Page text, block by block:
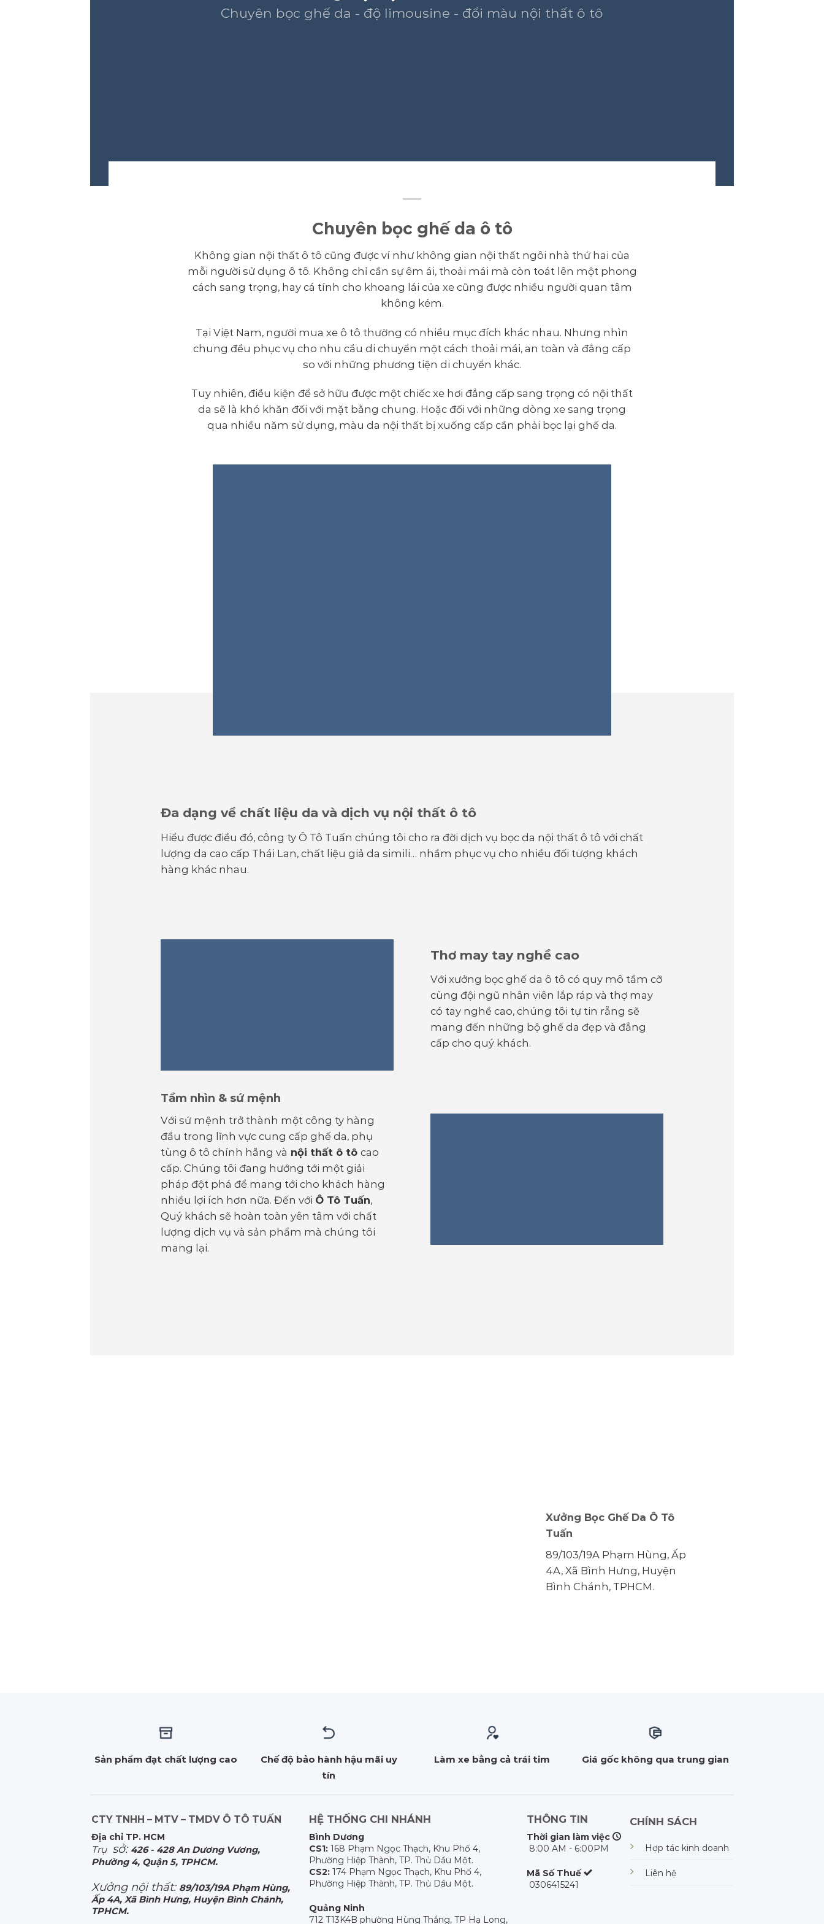
Chuyên bọc ghế da - độ limousine - đổi màu nội thất ô tô
Chuyên bọc ghế da ô tô
Không gian nội thất ô tô cũng được ví như không gian nội thất ngôi nhà thứ hai của
mỗi người sử dụng ô tô. Không chỉ cần sự êm ái, thoải mái mà còn toát lên một phong
cách sang trọng, hay cá tính cho khoang lái của xe cũng được nhiều người quan tâm
không kém.
Tại Việt Nam, người mua xe ô tô thường có nhiều mục đích khác nhau. Nhưng nhìn
chung đều phục vụ cho nhu cầu di chuyển một cách thoải mái, an toàn và đẳng cấp
so với những phương tiện di chuyển khác.
Tuy nhiên, điều kiện để sở hữu được một chiếc xe hơi đẳng cấp sang trọng có nội thất
da sẽ là khó khăn đối với mặt bằng chung. Hoặc đối với những dòng xe sang trọng
qua nhiều năm sử dụng, màu da nội thất bị xuống cấp cần phải bọc lại ghế da.
Đa dạng về chất liệu da và dịch vụ nội thất ô tô
Hiểu được điều đó, công ty Ô Tô Tuấn chúng tôi cho ra đời dịch vụ bọc da nội thất ô tô với chất
lượng da cao cấp Thái Lan, chất liệu giả da simili… nhầm phục vụ cho nhiều đối tượng khách
hàng khác nhau.
Thơ may tay nghề cao
Với xưởng bọc ghế da ô tô có quy mô tầm cỡ
cùng đội ngũ nhân viên lắp ráp và thợ may
có tay nghề cao, chúng tôi tự tin rẵng sẽ
mang đến những bộ ghế da đẹp và đẳng
cấp cho quý khách.
Tầm nhìn & sứ mệnh
Với sứ mệnh trở thành một công ty hàng
đầu trong lĩnh vực cung cấp ghế da, phụ
tùng ô tô chính hãng và nội thất ô tô cao
cấp. Chúng tôi đang hướng tới một giải
pháp đột phá để mang tới cho khách hàng
nhiều lợi ích hơn nữa. Đến với Ô Tô Tuấn,
Quý khách sẽ hoàn toàn yên tâm với chất
lượng dịch vụ và sản phẩm mà chúng tôi
mang lại.
Xưởng Bọc Ghế Da Ô Tô
Tuấn
89/103/19A Phạm Hùng, Ấp
4A, Xã Bình Hưng, Huyện
Bình Chánh, TPHCM.
Sản phẩm đạt chất lượng cao
Chế độ bảo hành hậu mãi uy
tín
Làm xe bằng cả trái tim Giá gốc không qua trung gian
CTY TNHH – MTV – TMDV Ô TÔ TUẤN
Địa chỉ TP. HCM
Trụ sở: 426 - 428 An Dương Vương,
Phường 4, Quận 5, TPHCM.
Xưởng nội thất: 89/103/19A Phạm Hùng,
Ấp 4A, Xã Bình Hưng, Huyện Bình Chánh,
TPHCM.
HỆ THỐNG CHI NHÁNH
Bình Dương
CS1: 168 Phạm Ngọc Thạch, Khu Phố 4,
Phường Hiệp Thành, TP. Thủ Dầu Một.
CS2: 174 Phạm Ngọc Thạch, Khu Phố 4,
Phường Hiệp Thành, TP. Thủ Dầu Một.
Quảng Ninh
712 T13K4B phường Hùng Thắng, TP Hạ Long,
THÔNG TIN
Thời gian làm việc
8:00 AM - 6:00PM
Mã Số Thuế
0306415241
CHÍNH SÁCH
Hợp tác kinh doanh
Liên hệ